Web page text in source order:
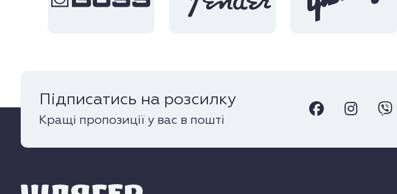
Підписатись на розсилку
Кращі пропозиції у вас в пошті